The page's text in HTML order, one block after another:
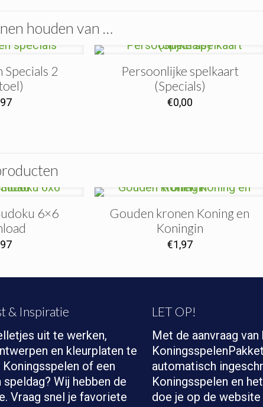
houden van …
Specials 2
Persoonlijke spelkaart
(Specials)
€0,00
6×6
Gouden kronen Koning en
Koningin
€1,97
& Inspiratie
uit te werken,
en kleurplaten te
of een
Wij hebben de
Vraag snel je favoriete
LET OP!
Met de aanvraag
automatisch
Koningsspelen en
doe je op de website